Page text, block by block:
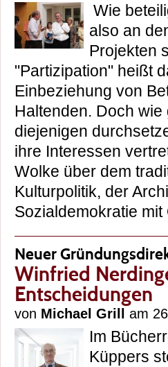
Wie
also an
Projekten
"Partizipation" heißt
Einbeziehung von
Haltenden. Doch
diejenigen
ihre Interessen
Wolke über dem
Kulturpolitik, der
Sozialdemokratie
Neuer
Winfried
Entscheidungen
von Michael Grill am
Im
Küppers